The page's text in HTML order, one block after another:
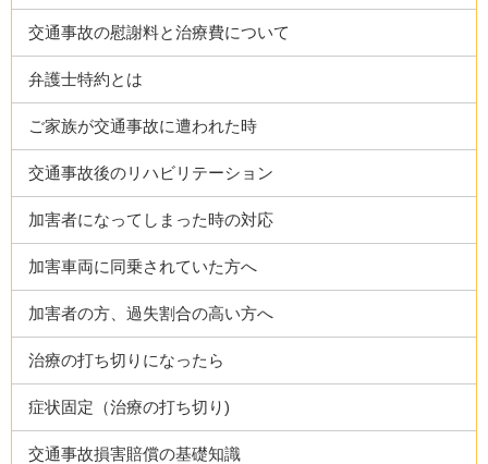
交通事故の慰謝料と治療費について
弁護士特約とは
ご家族が交通事故に遭われた時
交通事故後のリハビリテーション
加害者になってしまった時の対応
加害車両に同乗されていた方へ
加害者の方、過失割合の高い方へ
治療の打ち切りになったら
症状固定（治療の打ち切り)
交通事故損害賠償の基礎知識